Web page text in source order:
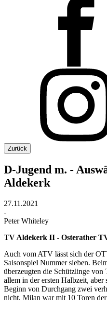
Zurück
D-Jugend m. -
Aldekerk
27.11.2021
-
Peter Whiteley
TV Aldekerk II - Osterather
Auch vom ATV lässt sich der
Saisonspiel Nummer sieben.
überzeugten die Schützlinge
allem in der ersten Halbzeit, aber
Beginn von Durchgang zwei
nicht. Milan war mit 10 Toren